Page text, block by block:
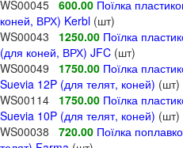
WS00045 600.00 Поїлка
коней, ВРХ) Kerbl (шт)
WS00043 1250.00 Поїлка
(для коней, ВРХ) JFC (шт)
WS00049 1750.00 Поїлка
Suevia 12P (для телят, коней) (шт)
WS00114 1750.00 Поїлка
Suevia 10P (для телят, коней) (шт)
WS00038 720.00 Поїлка